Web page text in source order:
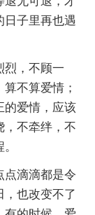
日子里再也遇
烈，不顾一
不算爱情；
的爱情，应该
，不牵绊，不
点滴滴都是令
，也改变不了